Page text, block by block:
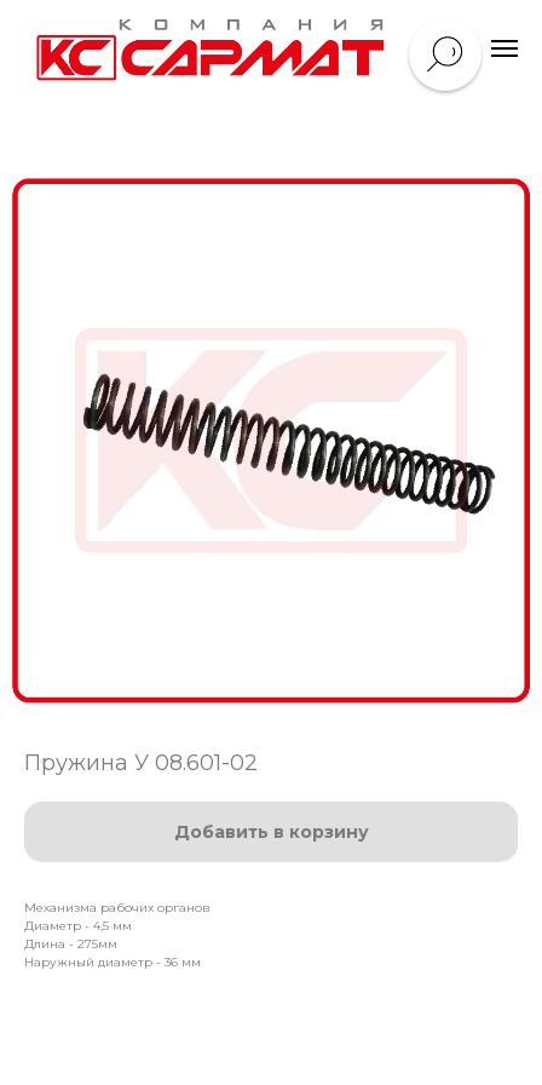
Пружина У 08.601-02
Добавить в корзину
Механизма рабочих органов
Диаметр - 4,5 мм
Длина - 275мм
Наружный диаметр - 36 мм